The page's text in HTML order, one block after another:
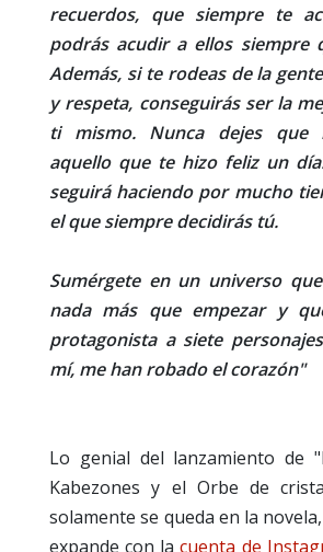
recuerdos, que siempre te
podrás acudir a ellos siempre
Además, si te rodeas de la
y respeta, conseguirás ser la
ti mismo. Nunca dejes que
aquello que te hizo feliz un
seguirá haciendo por mucho
el que siempre decidirás tú.
Sumérgete en un universo
nada más que empezar y
protagonista a siete
mí, me han robado el corazón"
Lo genial del lanzamiento de
Kabezones y el Orbe de
solamente se queda en la
expande con lacuenta de